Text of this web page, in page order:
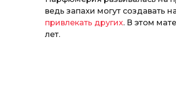
ведь запахи могут
привлекать других. В этом
лет.